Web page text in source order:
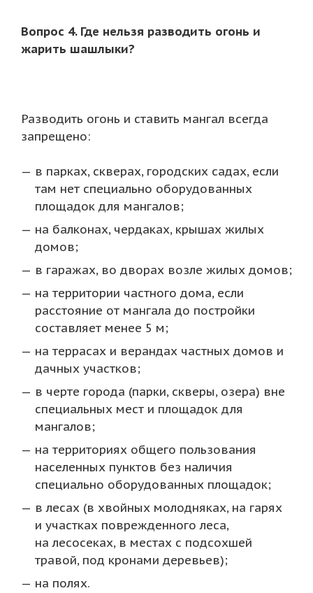
Вопрос 4. Где нельзя разводить огонь и
жарить шашлыки?
Разводить огонь и ставить мангал всегда
запрещено:
в парках, скверах, городских садах, если
там нет специально оборудованных
площадок для мангалов;
на балконах, чердаках, крышах жилых
домов;
в гаражах, во дворах возле жилых домов;
на территории частного дома, если
расстояние от мангала до постройки
составляет менее 5 м;
на террасах и верандах частных домов и
дачных участков;
в черте города (парки, скверы, озера) вне
специальных мест и площадок для
мангалов;
на территориях общего пользования
населенных пунктов без наличия
специально оборудованных площадок;
в лесах (в хвойных молодняках, на гарях
и участках поврежденного леса,
на лесосеках, в местах с подсохшей
травой, под кронами деревьев);
на полях.